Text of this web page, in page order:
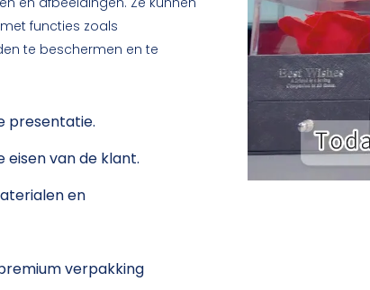
functies zoals
te beschermen en te
presentatie.
eisen van de klant.
en
verpakking